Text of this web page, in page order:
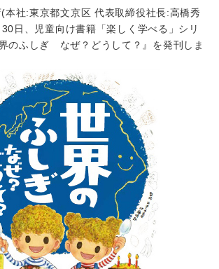
本社:東京都文京区 代表取締役社長:高橋秀
日、児童向け書籍「楽しく学べる」シリ
のふしぎ なぜ？どうして？』を発刊しま